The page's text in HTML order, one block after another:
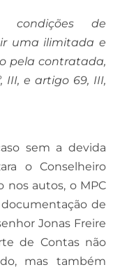
condições de
uma ilimitada e
pela contratada,
III, e artigo 69, III,
sem a devida
o Conselheiro
nos autos, o MPC
de
Jonas Freire
de Contas não
mas também